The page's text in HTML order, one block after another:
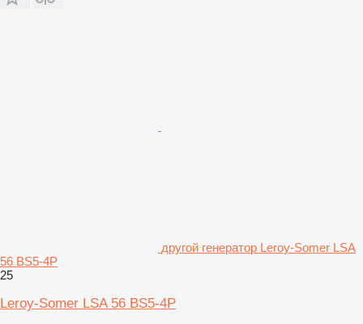
другой генератор Leroy-Somer LSA
56 BS5-4P
25
Leroy-Somer LSA 56 BS5-4P